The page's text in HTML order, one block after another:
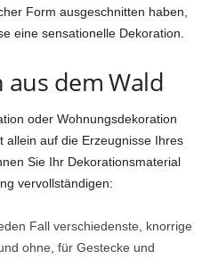
Form ausgeschnitten haben,
eine sensationelle Dekoration.
dem Wald
oder Wohnungsdekoration
allein auf die Erzeugnisse Ihres
Sie Ihr Dekorationsmaterial
vervollständigen:
Fall verschiedenste, knorrige
ohne, für Gestecke und